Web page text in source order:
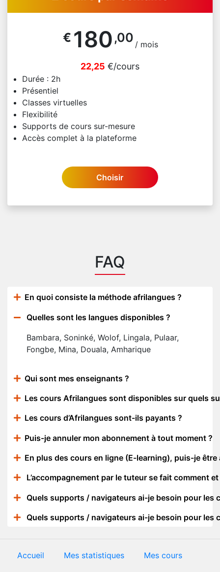
€ 180 ,00 / mois
22,25 €/cours
Durée : 2h
Présentiel
Classes virtuelles
Flexibilité
Supports de cours sur-mesure
Accès complet à la plateforme
Choisir
FAQ
En quoi consiste la méthode afrilangues ?
Quelles sont les langues disponibles ?
Bambara, Soninké, Wolof, Lingala, Pulaar,
Fongbe, Mina, Douala, Amharique
Qui sont mes enseignants ?
Les cours Afrilangues sont disponibles sur quels
Les cours d’Afrilangues sont-ils payants ?
Puis-je annuler mon abonnement à tout moment ?
En plus des cours en ligne (E-learning), puis-je
L’accompagnement par le tuteur se fait comment
Quels supports / navigateurs ai-je besoin pour les
Quels supports / navigateurs ai-je besoin pour les
Accueil Mes statistiques Mes cours